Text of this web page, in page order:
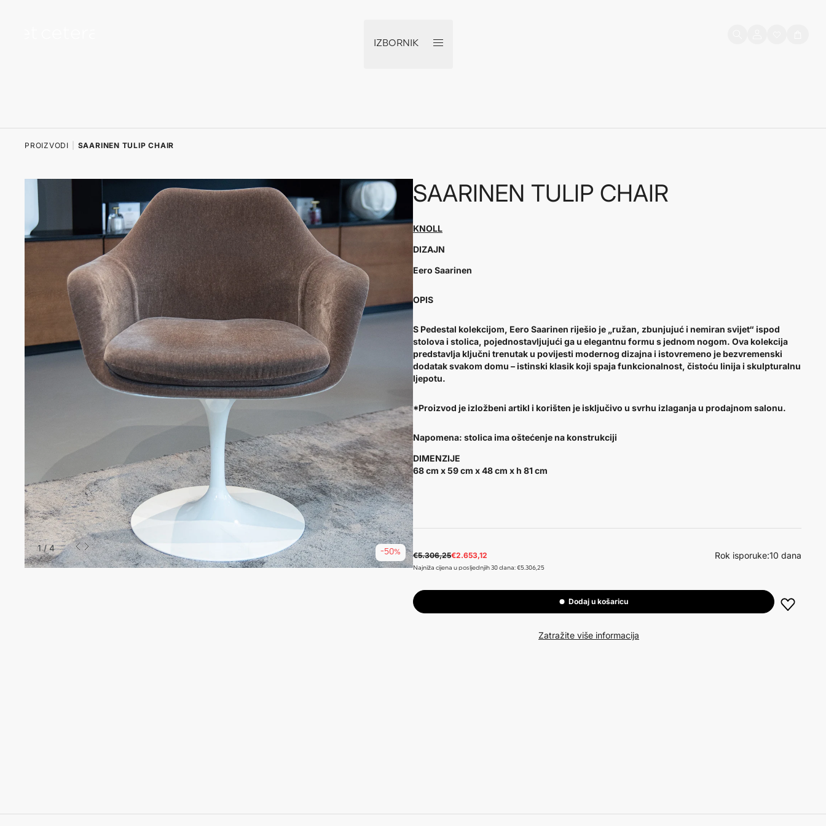
IZBORNIK
PROIZVODI SAARINEN TULIP CHAIR
1/4 -50%
SAARINEN TULIP CHAIR
KNOLL
DIZAJN
Eero Saarinen
OPIS
S Pedestal kolekcijom, Eero Saarinen riješio je „ružan, zbunjujuć i nemiran svijet“ ispod
stolova i stolica, pojednostavljujući ga u elegantnu formu s jednom nogom. Ova kolekcija
predstavlja ključni trenutak u povijesti modernog dizajna i istovremeno je bezvremenski
dodatak svakom domu – istinski klasik koji spaja funkcionalnost, čistoću linija i skulpturalnu
ljepotu.
*Proizvod je izložbeni artikl i korišten je isključivo u svrhu izlaganja u prodajnom salonu.
Napomena: stolica ima oštećenje na konstrukciji
DIMENZIJE
68 cm x 59 cm x 48 cm x h 81 cm
€5.306,25€2.653,12 Rok isporuke:10 dana
Najniža cijena u posljednjih 30 dana: €5.306,25
Dodaj u košaricu
Zatražite više informacija